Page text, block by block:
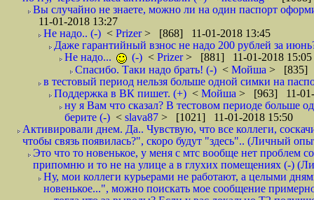
Вы случайно не знаете, можно ли на один паспорт
11-01-2018 13:27
Не надо.. (-) < Prizer> [868] 11-01-2018 13:45
Даже гарантийный взнос не надо 200 рублей за
Не надо...
(-) < Prizer> [881] 11-01-2018 15:05
Спасибо. Таки надо брать! (-) < Мойша > [835]
в тестовый период нельзя больше одной симки на
Поддержка в ВК пишет. (+) < Мойша > [963] 11-01-
ну я Вам что сказал? В тестовом периоде больше
берите (-) < slava87 > [1021] 11-01-2018 15:50
Активировали днем. Да.. Чувствую, что все коллеги,
чтобы связь появилась?", скоро будут "здесь".. (Личный
Это что то новенькое, у меня с мтс вообще нет проблем
припомню и то не на улице а в глухих помещениях (-)
Ну, мои коллеги курьерами не работают, а целыми
новенькое...", можно поискать мое сообщение